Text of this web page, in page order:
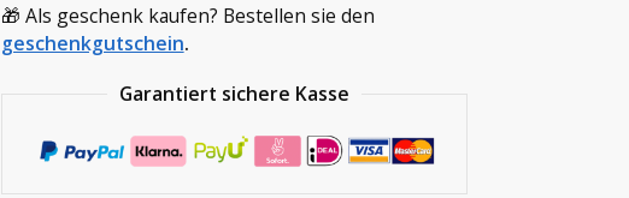
🎁 Als geschenk kaufen? Bestellen sie den
geschenkgutschein.
Garantiert sichere Kasse